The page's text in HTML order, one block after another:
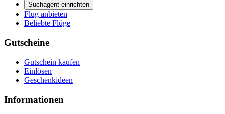
Suchagent einrichten
Flug anbieten
Beliebte Flüge
Gutscheine
Gutschein kaufen
Einlösen
Geschenkideen
Informationen